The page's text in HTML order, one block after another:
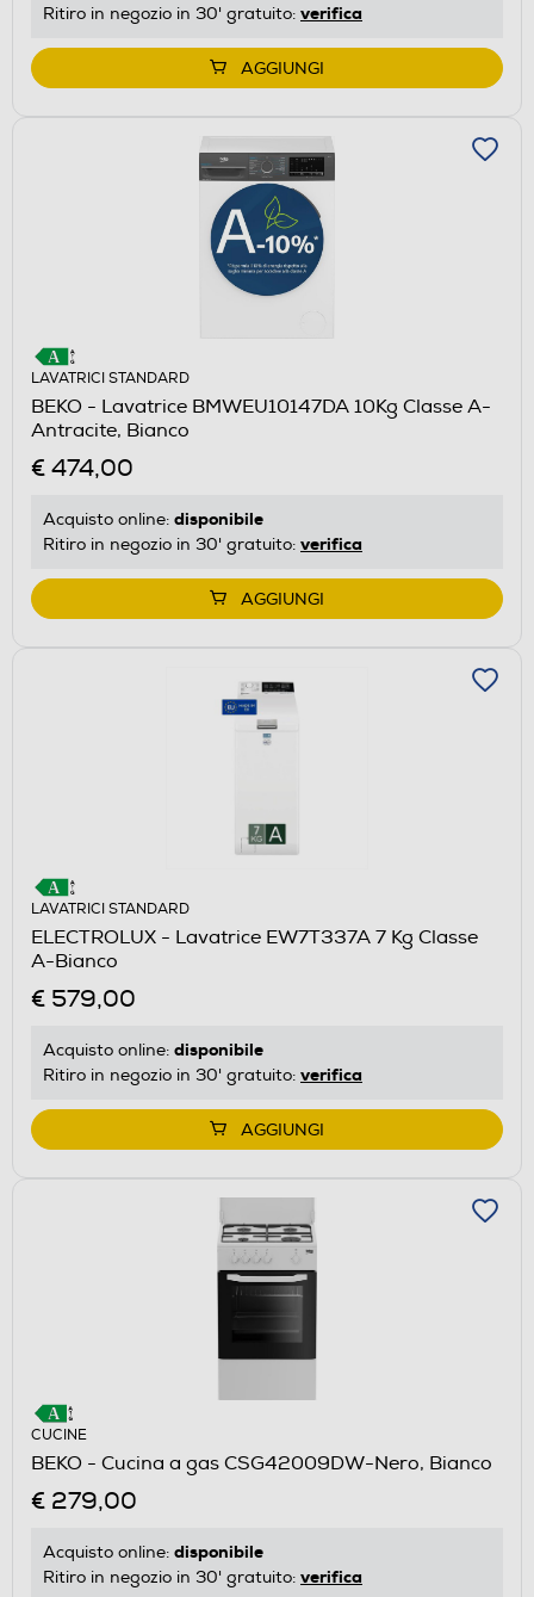
Ritiro in negozio in 30' gratuito: verifica
AGGIUNGI
LAVATRICI STANDARD
BEKO - Lavatrice BMWEU10147DA 10Kg Classe A-
Antracite, Bianco
€ 474,00
Acquisto online: disponibile
Ritiro in negozio in 30' gratuito: verifica
AGGIUNGI
LAVATRICI STANDARD
ELECTROLUX - Lavatrice EW7T337A 7 Kg Classe
A-Bianco
€ 579,00
Acquisto online: disponibile
Ritiro in negozio in 30' gratuito: verifica
AGGIUNGI
CUCINE
BEKO - Cucina a gas CSG42009DW-Nero, Bianco
€ 279,00
Acquisto online: disponibile
Ritiro in negozio in 30' gratuito: verifica